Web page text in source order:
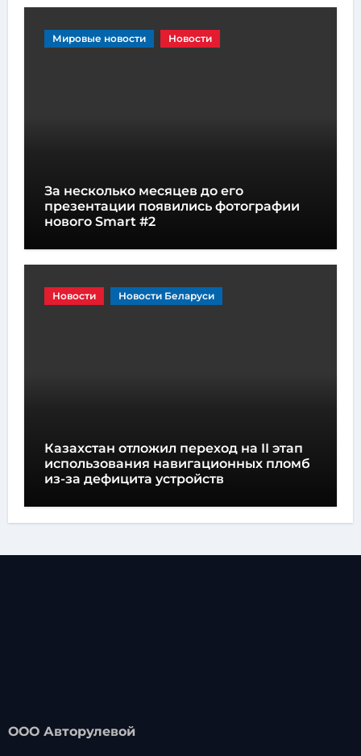
Мировые новости Новости
За несколько месяцев до его
презентации появились фотографии
нового Smart #2
Новости Новости Беларуси
Казахстан отложил переход на II этап
использования навигационных пломб
из-за дефицита устройств
ООО Авторулевой